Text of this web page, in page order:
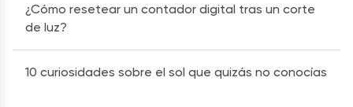
¿Cómo resetear un contador digital tras un corte
de luz?
10 curiosidades sobre el sol que quizás no conocías